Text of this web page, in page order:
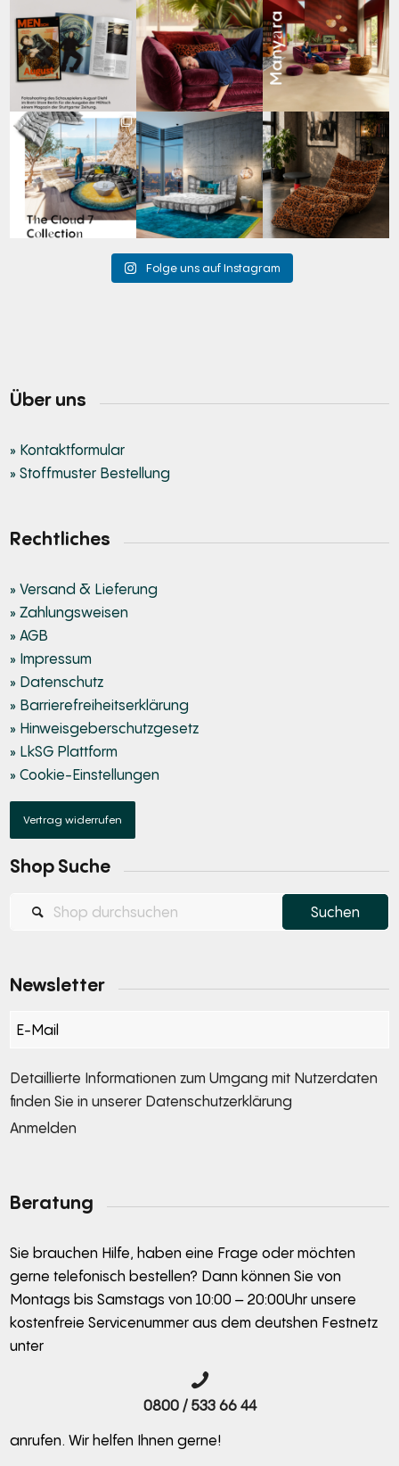
und Design:
Schauspieler August...
31 5
Den Kopf anlehnen. Die
Gedanken auf Reisen...
67 1
Manyara. Inspiriert von
der Weite Afrikas....
59 2
Für jeden Lieblingsplatz
die passende Cloud.
☁️...
62 1
Cloud 7 – nicht nur zum
Sitzen, sondern auch
zum...
149 3
A bold statement. A
quiet retreat.
Mit unserem...
204 4
Folge uns auf Instagram
Über uns
» Kontaktformular
» Stoffmuster Bestellung
Rechtliches
» Versand & Lieferung
» Zahlungsweisen
» AGB
» Impressum
» Datenschutz
» Barrierefreiheitserklärung
» Hinweisgeberschutzgesetz
» LkSG Plattform
» Cookie-Einstellungen
Vertrag widerrufen
Shop Suche
Newsletter
Section
Detaillierte Informationen zum Umgang mit Nutzerdaten
finden Sie in unserer Datenschutzerklärung
Anmelden
Beratung
Sie brauchen Hilfe, haben eine Frage oder möchten
gerne telefonisch bestellen? Dann können Sie von
Montags bis Samstags von 10:00 – 20:00Uhr unsere
kostenfreie Servicenummer aus dem deutshen Festnetz
unter
0800 / 533 66 44
anrufen. Wir helfen Ihnen gerne!